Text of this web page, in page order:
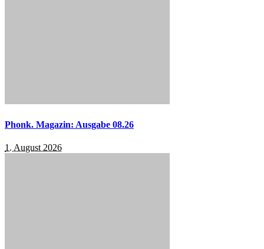
Phonk. Magazin: Ausgabe 08.26
1. August 2026